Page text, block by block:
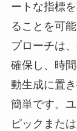
ートな指標
ることを可
プローチは
確保し、時
動生成に置
簡単です。
ピックまた